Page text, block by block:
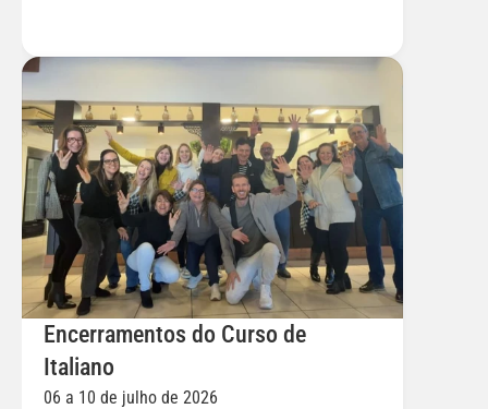
Encerramentos do Curso de
Italiano
06 a 10 de julho de 2026